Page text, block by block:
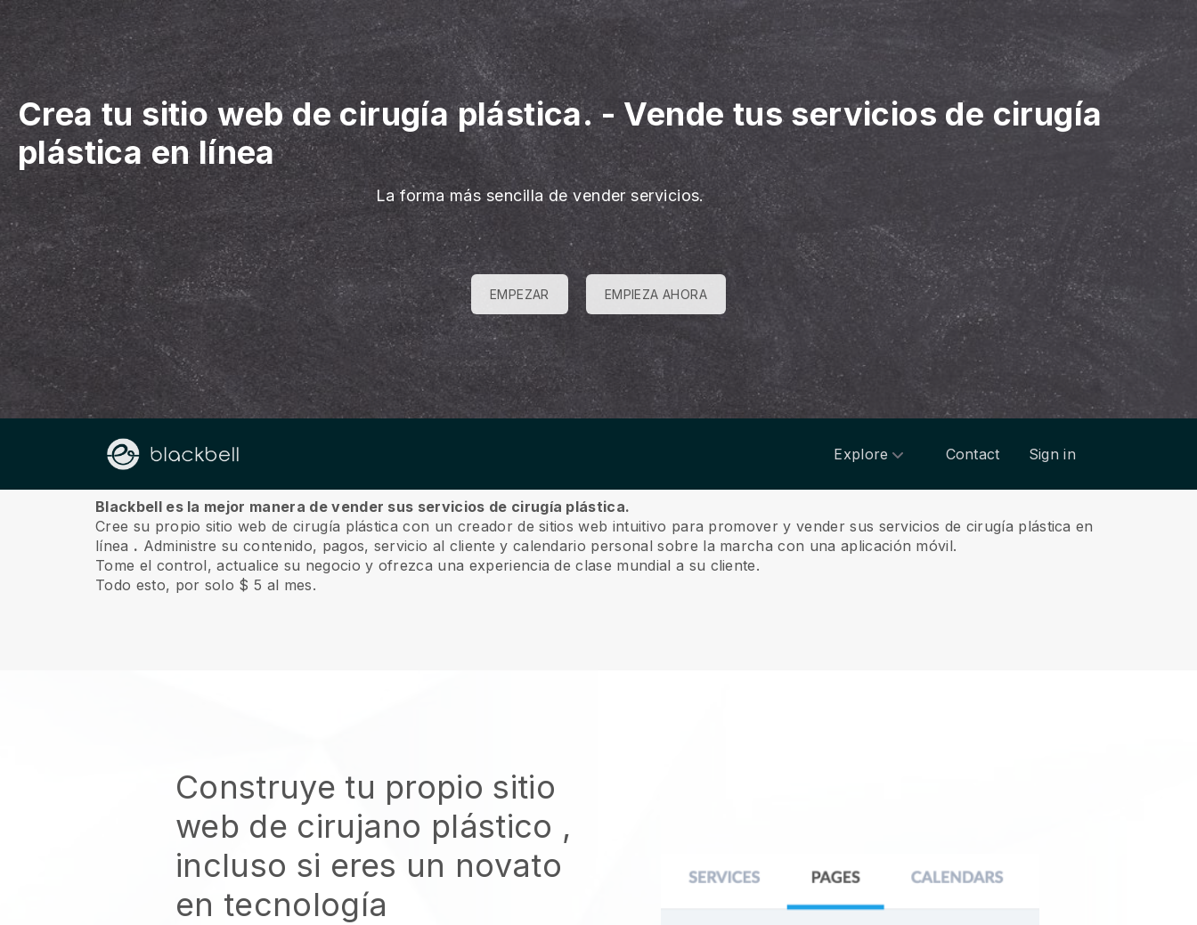
Crea tu sitio web de cirugía plástica.-Vende tus servicios de cirugía
plástica en línea
La forma más sencilla de vender servicios.
EMPEZAR EMPIEZA AHORA
Explore Contact Sign in
Sobre nosotros
Blackbell es la mejor manera de vender sus servicios de cirugía plástica.
Cree su propio sitio web de cirugía plástica con un creador de sitios web intuitivo para promover y vender sus servicios de cirugía plástica en
línea . Administre su contenido, pagos, servicio al cliente y calendario personal sobre la marcha con una aplicación móvil.
Tome el control, actualice su negocio y ofrezca una experiencia de clase mundial a su cliente.
Todo esto, por solo $ 5 al mes.
Construye tu propio sitio
web de cirujano plástico ,
incluso si eres un novato
en tecnología